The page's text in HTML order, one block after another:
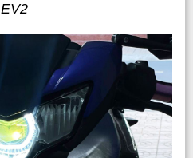
EV2